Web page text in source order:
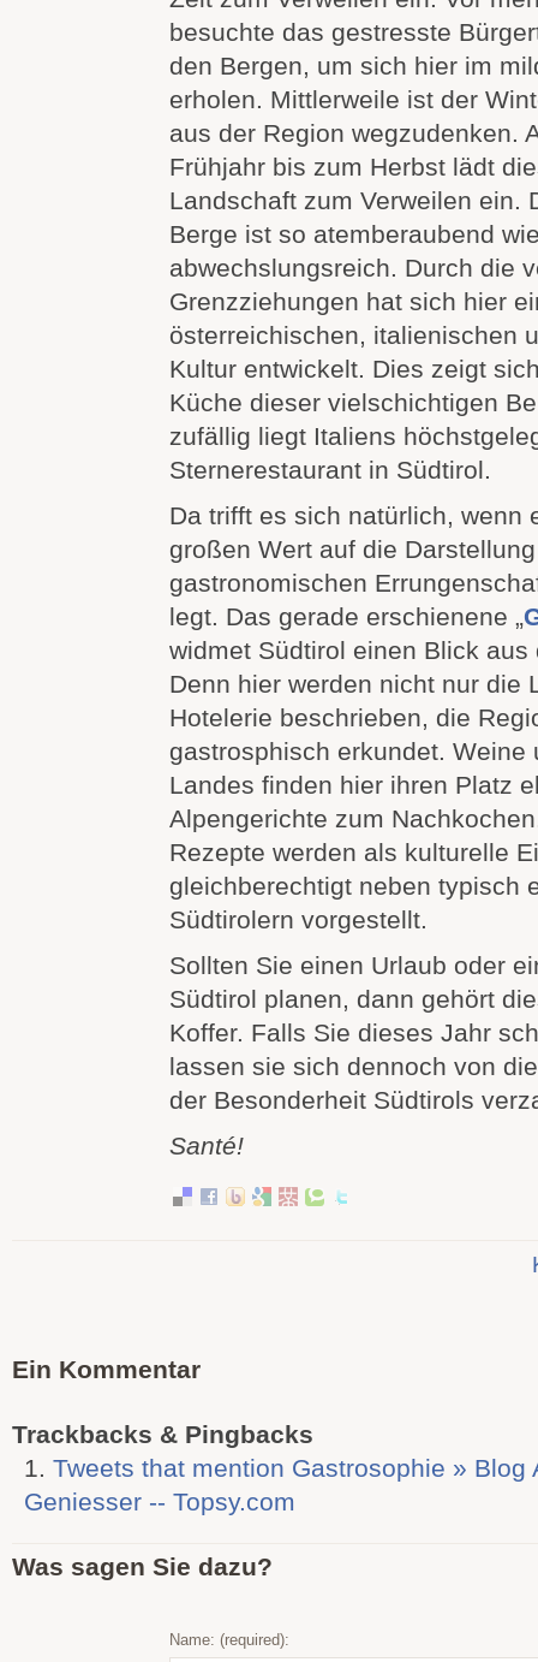
besuchte das gestresste
den Bergen, um sich hier im
erholen. Mittlerweile ist der
aus der Region wegzudenken.
Frühjahr bis zum Herbst lädt
Landschaft zum Verweilen ein.
Berge ist so atemberaubend
abwechslungsreich. Durch die
Grenzziehungen hat sich hier
österreichischen, italienischen
Kultur entwickelt. Dies zeigt
Küche dieser vielschichtigen
zufällig liegt Italiens
Sternerestaurant in Südtirol.
Da trifft es sich natürlich, wenn
großen Wert auf die
gastronomischen
legt. Das gerade erschienene „
widmet Südtirol einen Blick
Denn hier werden nicht nur die
Hotelerie beschrieben, die
gastrosphisch erkundet. Weine
Landes finden hier ihren Platz
Alpengerichte zum
Rezepte werden als kulturelle
gleichberechtigt neben typisch
Südtirolern vorgestellt.
Sollten Sie einen Urlaub oder
Südtirol planen, dann gehört
Koffer. Falls Sie dieses Jahr
lassen sie sich dennoch von
der Besonderheit Südtirols
Santé!
Ein Kommentar
Trackbacks & Pingbacks
Tweets that mention Gastrosophie » Blog
Geniesser -- Topsy.com
Was sagen Sie dazu?
Name: (required):